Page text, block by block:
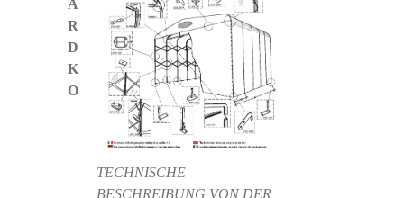
TECHNISCHE
BESCHREIBUNG VON DER
A
R
D
K
O